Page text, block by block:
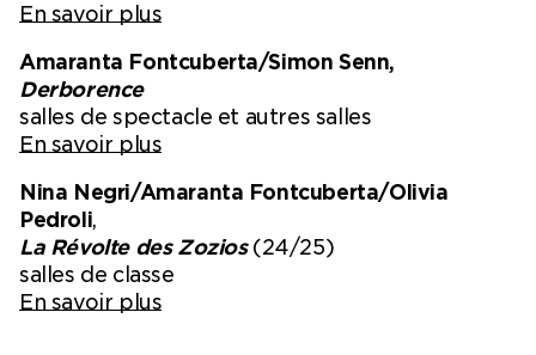
En savoir plus
Amaranta Fontcuberta/Simon Senn,
Derborence
salles de spectacle et autres salles
En savoir plus
Nina Negri/Amaranta Fontcuberta/Olivia
Pedroli,
La Révolte des Zozios (24/25)
salles de classe
En savoir plus